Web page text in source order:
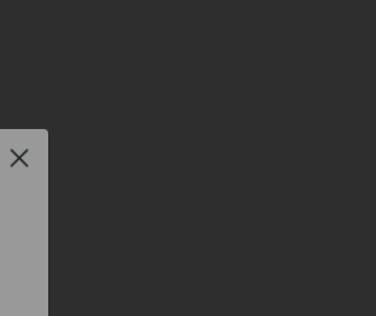
Close